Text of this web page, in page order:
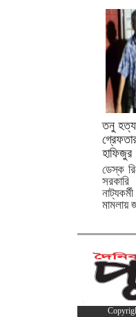
তনু
হাফিজুর
ডেস্ক
মামলায়